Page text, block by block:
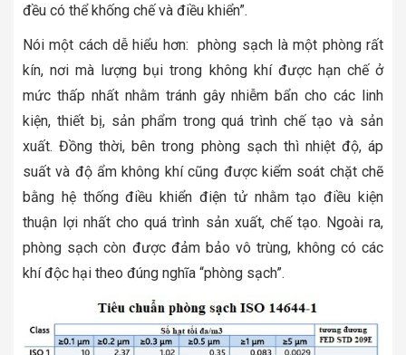
đều có thể khống chế và điều khiển”.
Nói một cách dễ hiểu hơn: phòng sạch là một phòng rất
kín, nơi mà lượng bụi trong không khí được hạn chế ở
mức thấp nhất nhằm tránh gây nhiễm bẩn cho các linh
kiện, thiết bị, sản phẩm trong quá trình chế tạo và sản
xuất. Đồng thời, bên trong phòng sạch thì nhiệt độ, áp
suất và độ ẩm không khí cũng được kiểm soát chặt chẽ
bằng hệ thống điều khiển điện tử nhằm tạo điều kiện
thuận lợi nhất cho quá trình sản xuất, chế tạo. Ngoài ra,
phòng sạch còn được đảm bảo vô trùng, không có các
khí độc hại theo đúng nghĩa “phòng sạch”.